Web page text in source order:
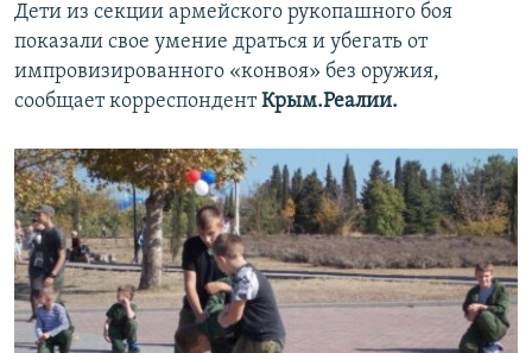
Дети из секции армейского рукопашного боя
показали свое умение драться и убегать от
импровизированного «конвоя» без оружия,
сообщает корреспондентКрым.Реалии.